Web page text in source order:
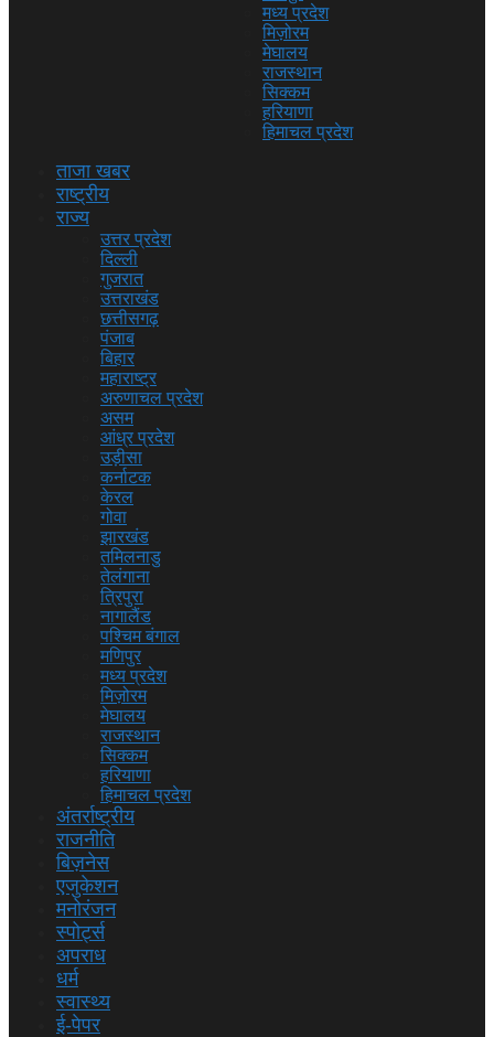
मध्य प्रदेश
मिज़ोरम
मेघालय
राजस्थान
सिक्कम
हरियाणा
हिमाचल प्रदेश
ताजा खबर
राष्ट्रीय
राज्य
उत्तर प्रदेश
दिल्ली
गुजरात
उत्तराखंड
छत्तीसगढ़
पंजाब
बिहार
महाराष्ट्र
अरुणाचल प्रदेश
असम
आंध्र प्रदेश
उड़ीसा
कर्नाटक
केरल
गोवा
झारखंड
तमिलनाडु
तेलंगाना
त्रिपुरा
नागालैंड
पश्चिम बंगाल
मणिपुर
मध्य प्रदेश
मिज़ोरम
मेघालय
राजस्थान
सिक्कम
हरियाणा
हिमाचल प्रदेश
अंतर्राष्ट्रीय
राजनीति
बिज़नेस
एजुकेशन
मनोरंजन
स्पोर्ट्स
अपराध
धर्म
स्वास्थ्य
ई-पेपर